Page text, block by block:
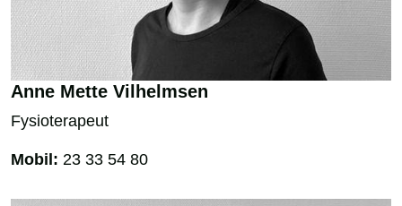
Anne Mette Vilhelmsen
Fysioterapeut
Mobil: 23 33 54 80